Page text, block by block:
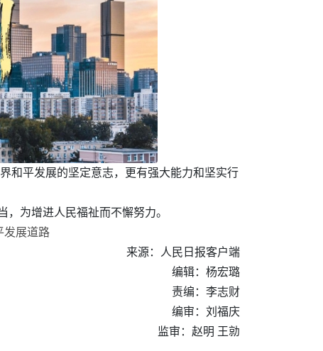
和平发展的坚定意志，更有强大能力和坚实行
为增进人民福祉而不懈努力。
发展道路
来源：人民日报客户端
编辑：杨宏璐
责编：李志财
编审：刘福庆
监审：赵明 王勍